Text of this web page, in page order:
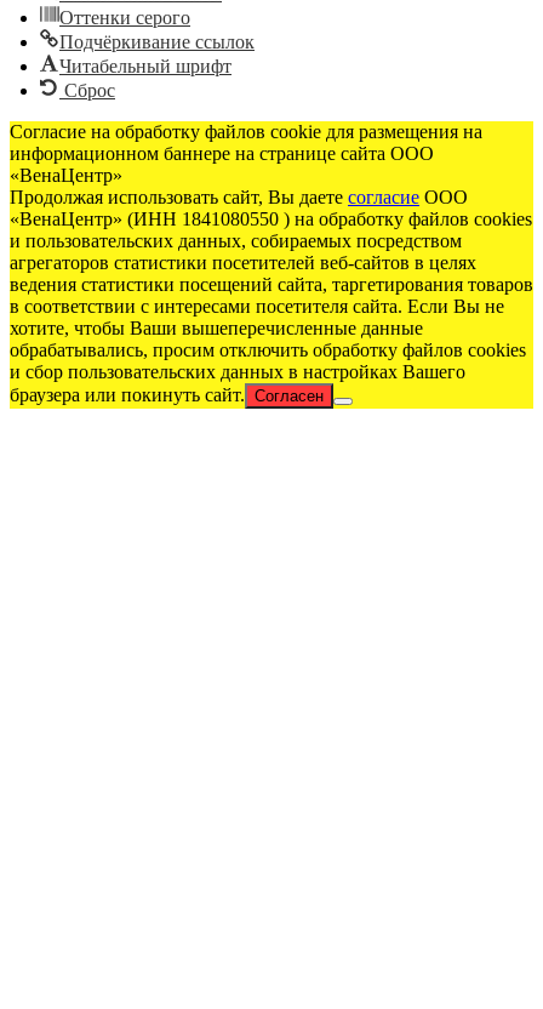
Оттенки серого
Подчёркивание ссылок
Читабельный шрифт
Сброс
Согласие на обработку файлов cookie для размещения на
информационном баннере на странице сайта ООО
«ВенаЦентр»
Продолжая использовать сайт, Вы даете согласие ООО
«ВенаЦентр» (ИНН 1841080550 ) на обработку файлов cookies
и пользовательских данных, собираемых посредством
агрегаторов статистики посетителей веб-сайтов в целях
ведения статистики посещений сайта, таргетирования товаров
в соответствии с интересами посетителя сайта. Если Вы не
хотите, чтобы Ваши вышеперечисленные данные
обрабатывались, просим отключить обработку файлов cookies
и сбор пользовательских данных в настройках Вашего
браузера или покинуть сайт. Согласен